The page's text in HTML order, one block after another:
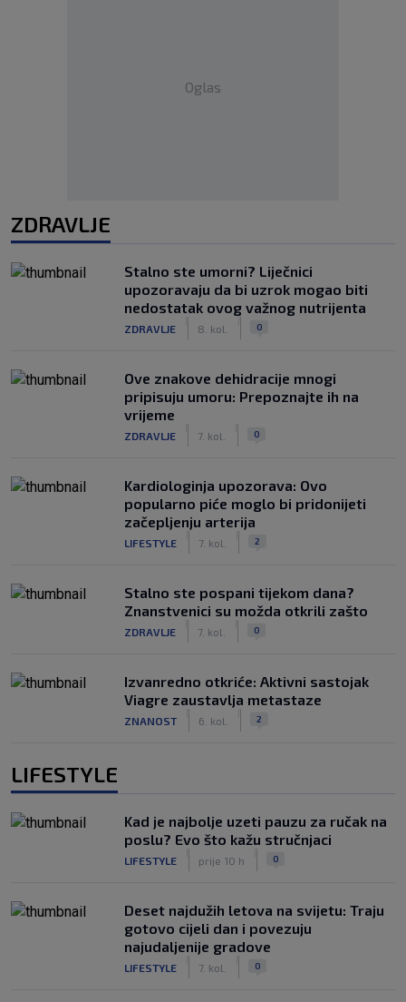
Oglas
ZDRAVLJE
Stalno ste umorni? Liječnici
upozoravaju da bi uzrok mogao biti
nedostatak ovog važnog nutrijenta
ZDRAVLJE 8. kol. 0
Ove znakove dehidracije mnogi
pripisuju umoru: Prepoznajte ih na
vrijeme
ZDRAVLJE 7. kol. 0
Kardiologinja upozorava: Ovo
popularno piće moglo bi pridonijeti
začepljenju arterija
LIFESTYLE 7. kol. 2
Stalno ste pospani tijekom dana?
Znanstvenici su možda otkrili zašto
ZDRAVLJE 7. kol. 0
Izvanredno otkriće: Aktivni sastojak
Viagre zaustavlja metastaze
ZNANOST 6. kol. 2
LIFESTYLE
Kad je najbolje uzeti pauzu za ručak na
poslu? Evo što kažu stručnjaci
LIFESTYLE prije 10 h 0
Deset najdužih letova na svijetu: Traju
gotovo cijeli dan i povezuju
najudaljenije gradove
LIFESTYLE 7. kol. 0